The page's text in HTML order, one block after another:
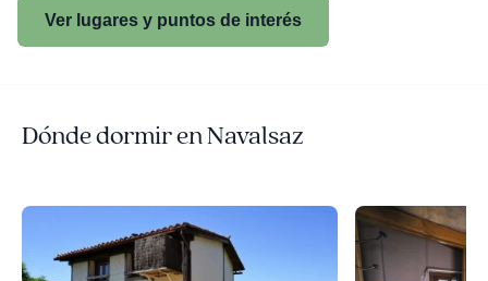
Ver lugares y puntos de interés
Dónde dormir en Navalsaz